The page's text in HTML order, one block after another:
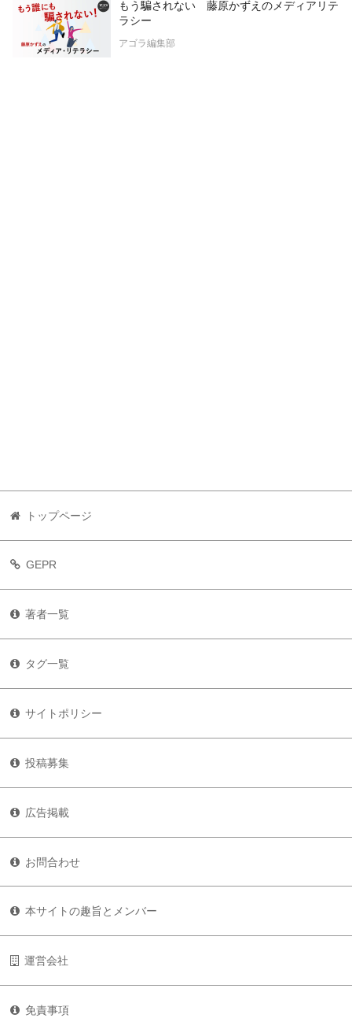
もう騙されない 藤原かずえのメディアリテ
ラシー
アゴラ編集部
トップページ
GEPR
著者一覧
タグ一覧
サイトポリシー
投稿募集
広告掲載
お問合わせ
本サイトの趣旨とメンバー
運営会社
免責事項